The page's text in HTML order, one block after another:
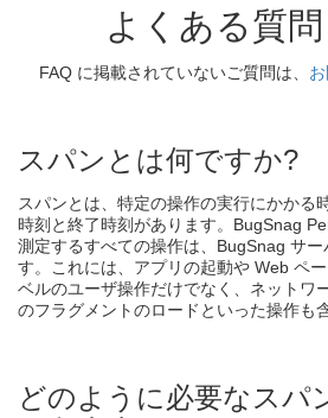
よくある質
FAQ に掲載されていないご質問は、
スパンとは何ですか?
スパンとは、特定の操作の実行にかかる
時刻と終了時刻があります。BugSnag
測定するすべての操作は、BugSnag サー
す。これには、アプリの起動や Web ペ
ベルのユーザ操作だけでなく、ネットワ
のフラグメントのロードといった操作も
どのように必要なスパ